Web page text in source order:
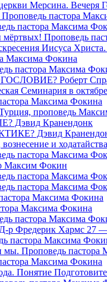
Мерсина. Вечеря
пастора
пастора Максима
Проповедь
Иисуса
Максима Фокина
пастора Максима
Роберт
Семинария в
Максима Фокина
проповедь
Кранендонк
Дэвид
и
пастора Максима
Максим Фокин
пастора Максима
пастора Максима
Максима Фокина
Максима Фокина
пастора Максима
р Фредерик Хармс 27
пастора Максима
мы. Проповедь пастора
Максима Фокина
Понятие